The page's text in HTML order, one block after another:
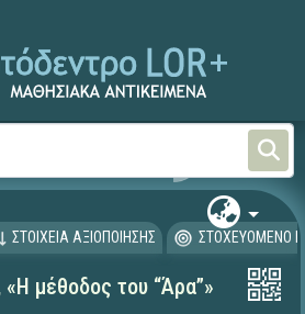
Γλώσσα και Λογοτεχνία
ΣΤΟΙΧΕΙΑ ΑΞΙΟΠΟΙΗΣΗΣ ΣΤΟΧΕΥΟΜΕΝΟ
μέθοδος του “Άρα”»